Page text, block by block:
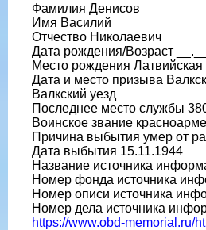
Фамилия Денисов
Имя Василий
Отчество Николаевич
Дата рождения/Возраст
Место рождения
Дата и место призыва
Валкский уезд
Последнее место службы
Воинское звание
Причина выбытия умер от
Дата выбытия 15.11.1944
Название источника
Номер фонда источника
Номер описи источника
Номер дела источника
https://www.obd-memorial.ru/